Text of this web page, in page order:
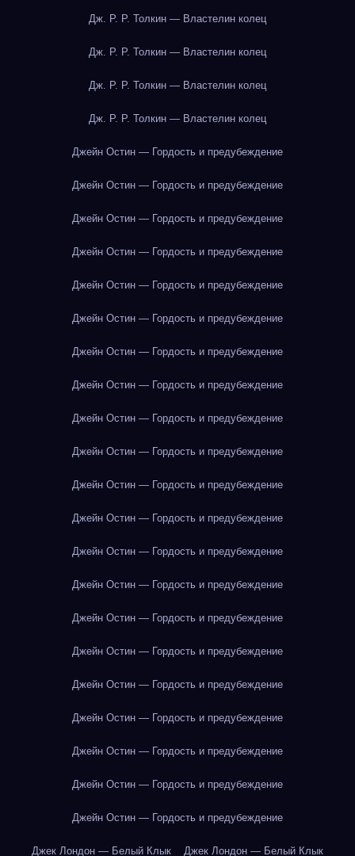
Дж. Р. Р. Толкин — Властелин колец
Дж. Р. Р. Толкин — Властелин колец
Дж. Р. Р. Толкин — Властелин колец
Дж. Р. Р. Толкин — Властелин колец
Джейн Остин — Гордость и предубеждение
Джейн Остин — Гордость и предубеждение
Джейн Остин — Гордость и предубеждение
Джейн Остин — Гордость и предубеждение
Джейн Остин — Гордость и предубеждение
Джейн Остин — Гордость и предубеждение
Джейн Остин — Гордость и предубеждение
Джейн Остин — Гордость и предубеждение
Джейн Остин — Гордость и предубеждение
Джейн Остин — Гордость и предубеждение
Джейн Остин — Гордость и предубеждение
Джейн Остин — Гордость и предубеждение
Джейн Остин — Гордость и предубеждение
Джейн Остин — Гордость и предубеждение
Джейн Остин — Гордость и предубеждение
Джейн Остин — Гордость и предубеждение
Джейн Остин — Гордость и предубеждение
Джейн Остин — Гордость и предубеждение
Джейн Остин — Гордость и предубеждение
Джейн Остин — Гордость и предубеждение
Джейн Остин — Гордость и предубеждение
Джек Лондон — Белый Клык Джек Лондон — Белый Клык